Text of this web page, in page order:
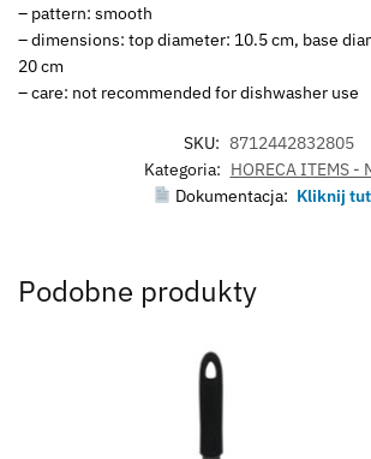
– pattern: smooth
– dimensions: top diameter: 10.5 cm, base
20 cm
– care: not recommended for dishwasher use
SKU: 8712442832805
Kategoria: HORECA ITEMS -
Dokumentacja: Kliknij
Podobne produkty